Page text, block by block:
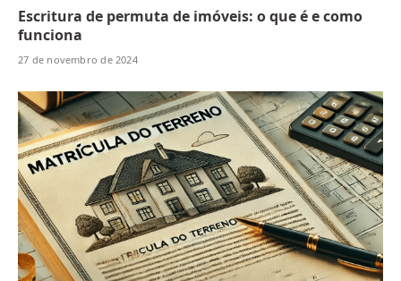
Escritura de permuta de imóveis: o que é e como
funciona
27 de novembro de 2024